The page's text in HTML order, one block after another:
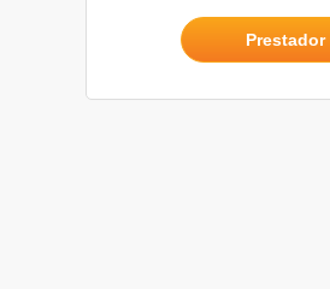
Prestador